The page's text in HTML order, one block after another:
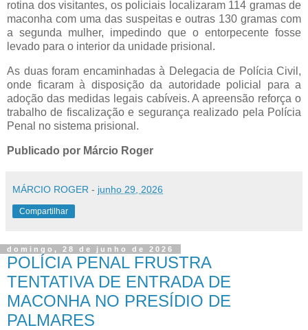
rotina dos visitantes, os policiais localizaram 114 gramas de
maconha com uma das suspeitas e outras 130 gramas com
a segunda mulher, impedindo que o entorpecente fosse
levado para o interior da unidade prisional.
As duas foram encaminhadas à Delegacia de Polícia Civil,
onde ficaram à disposição da autoridade policial para a
adoção das medidas legais cabíveis. A apreensão reforça o
trabalho de fiscalização e segurança realizado pela Polícia
Penal no sistema prisional.
Publicado por Márcio Roger
MÁRCIO ROGER - junho 29, 2026
Compartilhar
domingo, 28 de junho de 2026
POLÍCIA PENAL FRUSTRA
TENTATIVA DE ENTRADA DE
MACONHA NO PRESÍDIO DE
PALMARES